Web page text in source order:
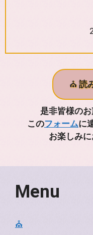
⛪読
是非皆様のお
このフォームに
お楽しみに
Menu
⛪